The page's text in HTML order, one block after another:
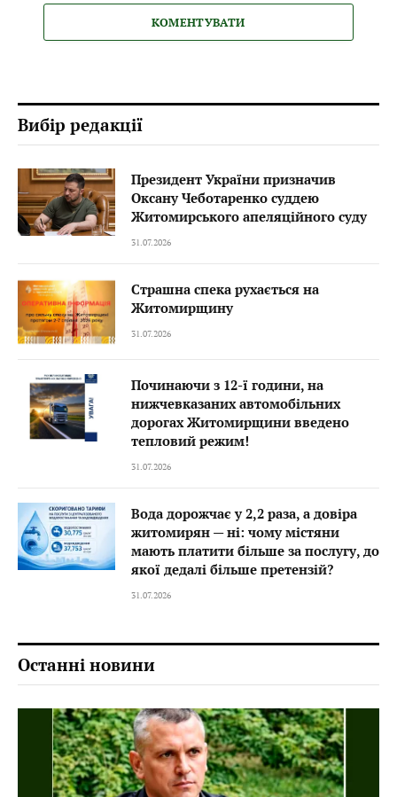
КОМЕНТУВАТИ
Вибір редакції
Президент України призначив
Оксану Чеботаренко суддею
Житомирського апеляційного суду
31.07.2026
Страшна спека рухається на
Житомирщину
31.07.2026
Починаючи з 12-ї години, на
нижчевказаних автомобільних
дорогах Житомирщини введено
тепловий режим!
31.07.2026
Вода дорожчає у 2,2 раза, а довіра
житомирян — ні: чому містяни
мають платити більше за послугу, до
якої дедалі більше претензій?
31.07.2026
Останні новини